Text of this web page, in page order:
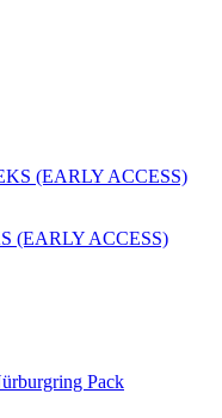
(EARLY ACCESS)